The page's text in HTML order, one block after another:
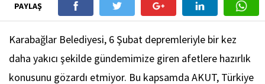
PAYLAŞ
Karabağlar Belediyesi, 6 Şubat depremleriyle bir kez
daha yakıcı şekilde gündemimize giren afetlere hazırlık
konusunu gözardı etmiyor. Bu kapsamda AKUT, Türkiye